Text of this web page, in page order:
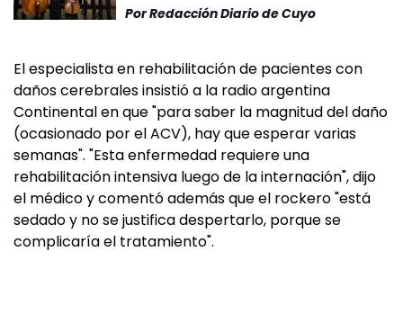
PorRedacción Diario de Cuyo
El especialista en rehabilitación de pacientes con
daños cerebrales insistió a la radio argentina
Continental en que "para saber la magnitud del daño
(ocasionado por el ACV), hay que esperar varias
semanas". "Esta enfermedad requiere una
rehabilitación intensiva luego de la internación", dijo
el médico y comentó además que el rockero "está
sedado y no se justifica despertarlo, porque se
complicaría el tratamiento".